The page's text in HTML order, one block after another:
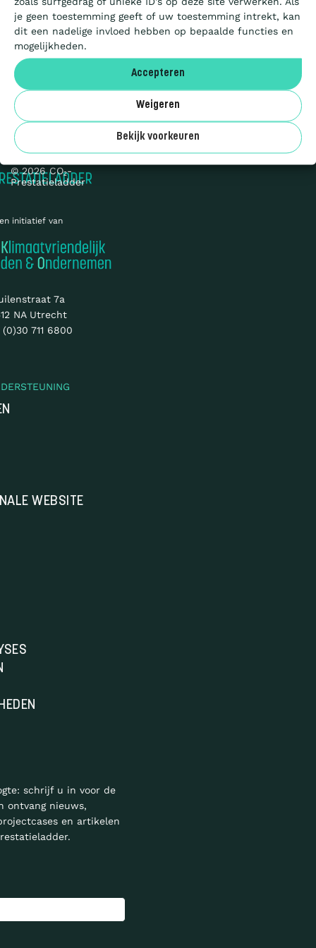
je geen toestemming geeft of uw toestemming intrekt, kan
dit een nadelige invloed hebben op bepaalde functies en
mogelijkheden.
Accepteren
Weigeren
Bekijk voorkeuren
initiatief van
7a
NA Utrecht
(0)30 711 6800
WEBSITE
schrijf u in voor de
ontvang nieuws,
en artikelen
© 2026 CO₂-
Prestatieladder
Aanbesteden
Deelnemers
Over ons